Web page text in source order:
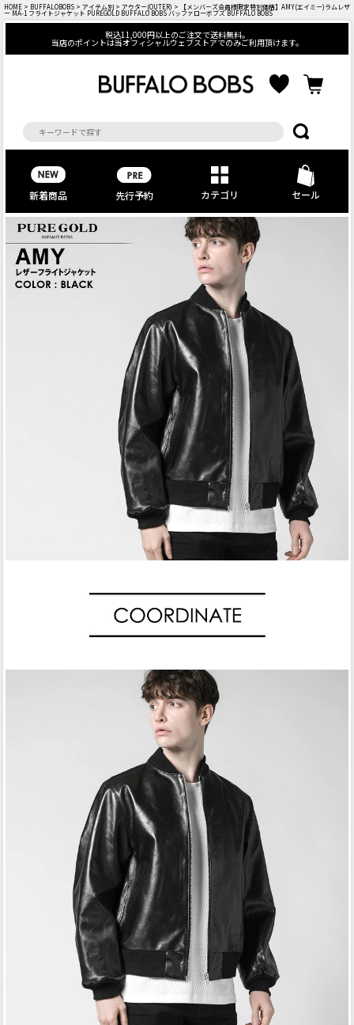
HOME > BUFFALOBOBS > アイテム別 > アウター(OUTER) > 【メンバーズ会員様限定特別価格】AMY(エイミー)ラムレザ
ー MA-1 フライトジャケット PUREGOLD BUFFALO BOBS バッファローボブズ BUFFALO BOBS
税込11,000円以上のご注文で送料無料。
当店のポイントは当オフィシャルウェブストアでのみご利用頂けます。
新着商品 先行予約 カテゴリ セール